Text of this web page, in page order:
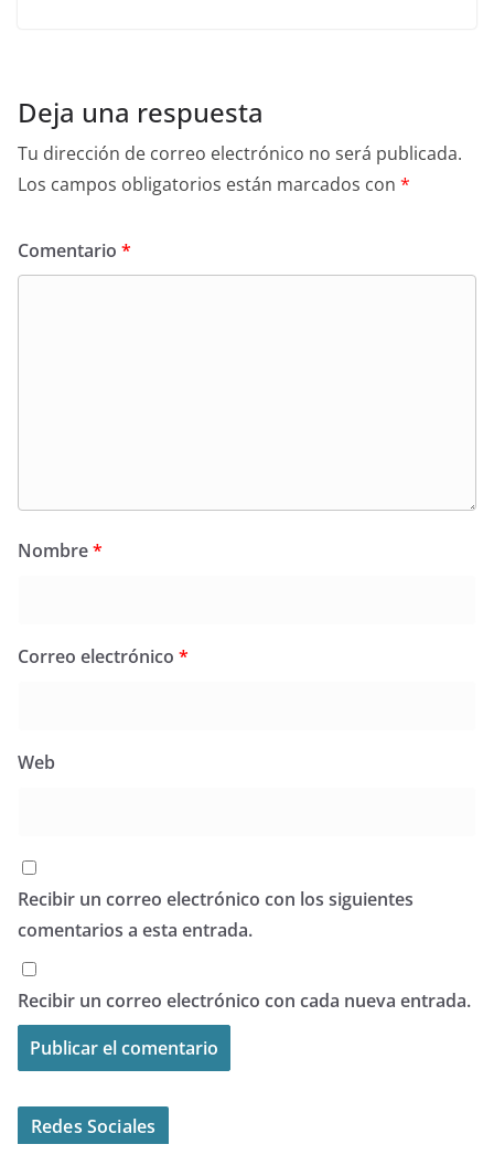
Deja una respuesta
Tu dirección de correo electrónico no será publicada.
Los campos obligatorios están marcados con *
Comentario *
Nombre*
Correo electrónico *
Web
Recibir un correo electrónico con los siguientes
comentarios a esta entrada.
Recibir un correo electrónico con cada nueva entrada.
Redes Sociales